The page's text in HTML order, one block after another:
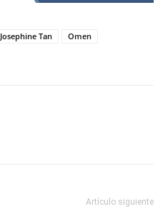
Josephine Tan
Omen
Artículo siguiente